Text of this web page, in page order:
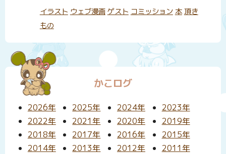
イラスト ウェブ漫画 ゲスト コミッション 本 頂き
もの
かこログ
2026年 2025年 2024年
2023年
2022年
2021年 2020年
2019年
2018年
2017年 2016年
2015年
2014年
2013年 2012年
2011年